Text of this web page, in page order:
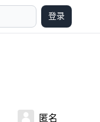
登录
匿名